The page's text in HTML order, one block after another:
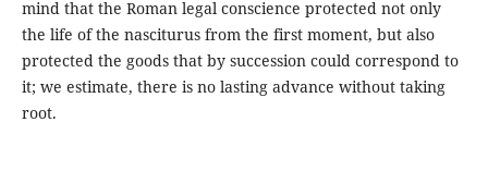
mind that the Roman legal conscience protected not only
the life of the nasciturus from the first moment, but also
protected the goods that by succession could correspond to
it; we estimate, there is no lasting advance without taking
root.